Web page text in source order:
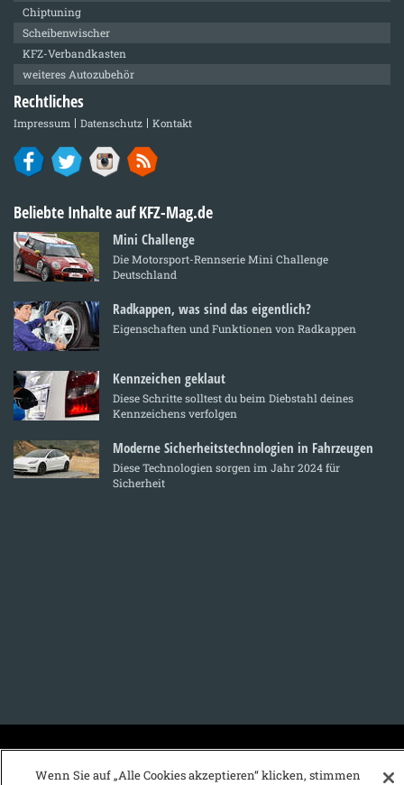
Chiptuning
Scheibenwischer
KFZ-Verbandkasten
weiteres Autozubehör
Rechtliches
Impressum Datenschutz Kontakt
Beliebte Inhalte auf KFZ-Mag.de
Mini Challenge
Die Motorsport-Rennserie Mini Challenge
Deutschland
Radkappen, was sind das eigentlich?
Eigenschaften und Funktionen von Radkappen
Kennzeichen geklaut
Diese Schritte solltest du beim Diebstahl deines
Kennzeichens verfolgen
Moderne Sicherheitstechnologien in Fahrzeugen
Diese Technologien sorgen im Jahr 2024 für
Sicherheit
Wenn Sie auf „Alle Cookies akzeptieren“ klicken, stimmen